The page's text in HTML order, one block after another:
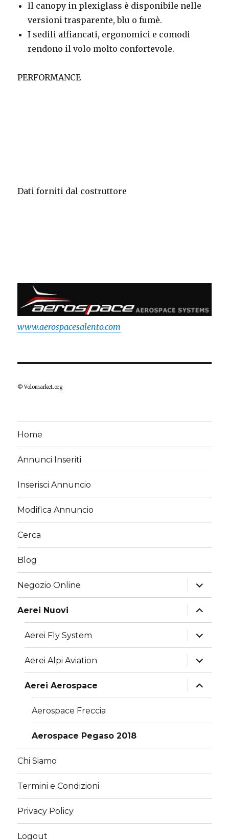
Il canopy in plexiglass è disponibile nelle
versioni trasparente, blu o fumè.
I sedili affiancati, ergonomici e comodi
rendono il volo molto confortevole.
PERFORMANCE
Dati forniti dal costruttore
www.aerospacesalento.com
© Volomarket.org
Home
Annunci Inseriti
Inserisci Annuncio
Modifica Annuncio
Cerca
Blog
Negozio Online
apri
i
menu
child
Aerei Nuovi
apri
i
menu
child
Aerei Fly System
apri
i
menu
child
Aerei Alpi Aviation
apri
i
menu
child
Aerei Aerospace
apri
i
menu
Aerospace Freccia
Aerospace Pegaso 2018
Chi Siamo
Termini e Condizioni
Privacy Policy
Logout